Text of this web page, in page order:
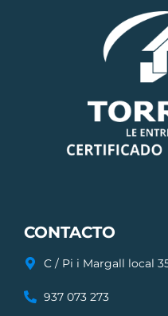
CONTACTO
C / Pi i Margall local
937 073 273